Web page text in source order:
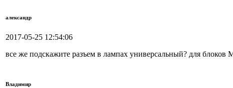
александр
2017-05-25 12:54:06
все же подскажите разъем в лампах универсальный? для блоков
Владимир